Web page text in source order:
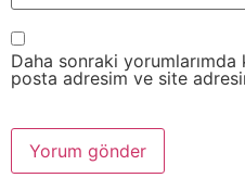
Daha sonraki yorumlarımda
posta adresim ve site